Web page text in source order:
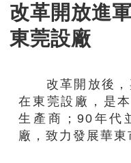
改革開放進
東莞設廠
改革開放後
在東莞設廠，是
生產商；90年代
廠，致力發展華東